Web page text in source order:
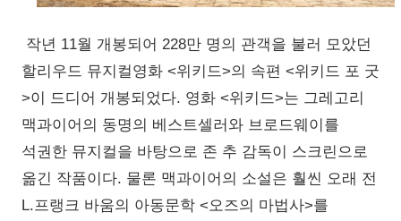
작년 11월 개봉되어 228만 명의 관객을 불러 모았던
할리우드 뮤지컬영화 <위키드>의 속편 <위키드 포 굿
>이 드디어 개봉되었다. 영화 <위키드>는 그레고리
맥과이어의 동명의 베스트셀러와 브로드웨이를
석권한 뮤지컬을 바탕으로 존 추 감독이 스크린으로
옮긴 작품이다. 물론 맥과이어의 소설은 훨씬 오래 전
L.프랭크 바움의 아동문학 <오즈의 마법사>를